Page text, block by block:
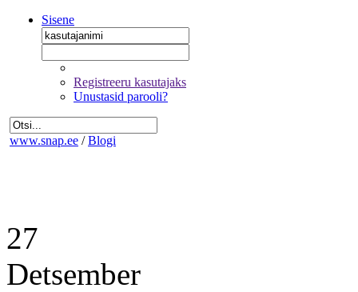
Sisene
Registreeru kasutajaks
Unustasid parooli?
www.snap.ee / Blogi
27
Detsember